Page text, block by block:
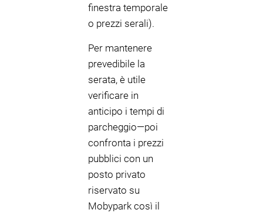
finestra temporale
o prezzi serali).
Per mantenere
prevedibile la
serata, è utile
verificare in
anticipo i tempi di
parcheggio—poi
confronta i prezzi
pubblici con un
posto privato
riservato su
Mobypark così il